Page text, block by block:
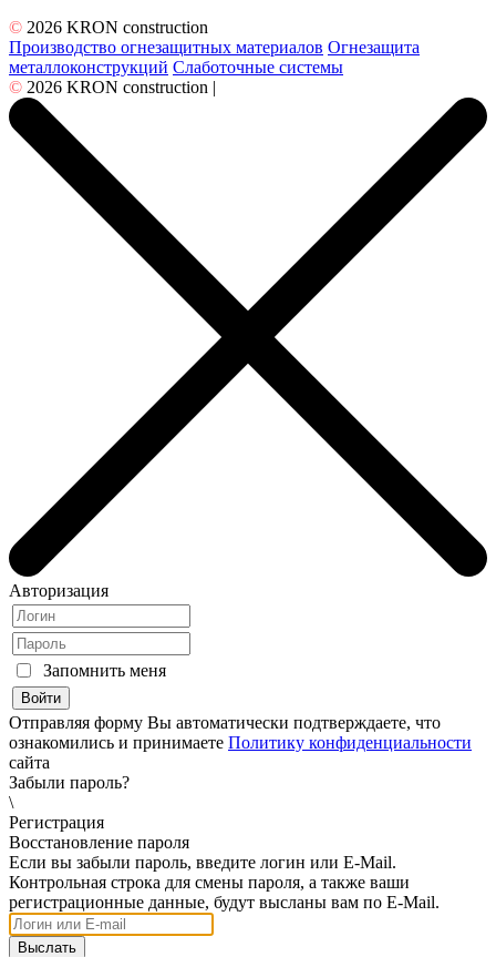
© 2026 KRON construction
Производство огнезащитных материалов Огнезащита
металлоконструкций Слаботочные системы
© 2026 KRON construction |
Авторизация
Запомнить меня
Отправляя форму Вы автоматически подтверждаете, что
ознакомились и принимаете Политику конфиденциальности
сайта
Забыли пароль?
\
Регистрация
Восстановление пароля
Если вы забыли пароль, введите логин или E-Mail.
Контрольная строка для смены пароля, а также ваши
регистрационные данные, будут высланы вам по E-Mail.